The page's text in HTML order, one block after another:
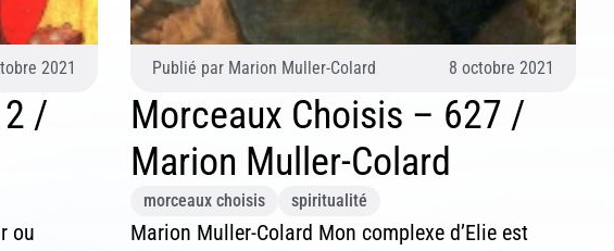
2021
/
ou
Publié par Marion Muller-Colard 8 octobre 2021
Morceaux Choisis – 627 /
Marion Muller-Colard
morceaux choisis spiritualité
Marion Muller-Colard Mon complexe d’Elie est